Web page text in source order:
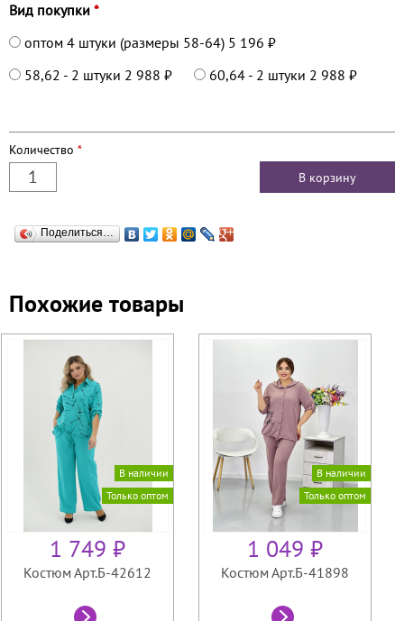
Вид покупки *
оптом 4 штуки (размеры 58-64) 5 196 ₽
58,62 - 2 штуки 2 988 ₽ 60,64 - 2 штуки 2 988 ₽
Количество *
Поделиться…
Похожие товары
В наличии
Только оптом
1 749 ₽
Костюм Арт.Б-42612
В наличии
Только оптом
1 049 ₽
Костюм Арт.Б-41898